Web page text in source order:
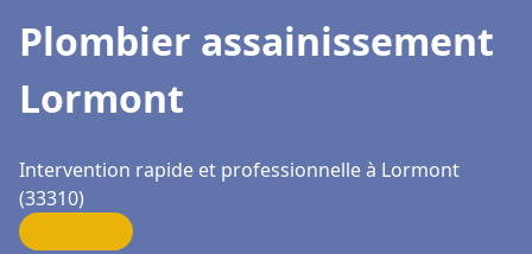
Plombier assainissement
Lormont
Intervention rapide et professionnelle à Lormont
(33310)